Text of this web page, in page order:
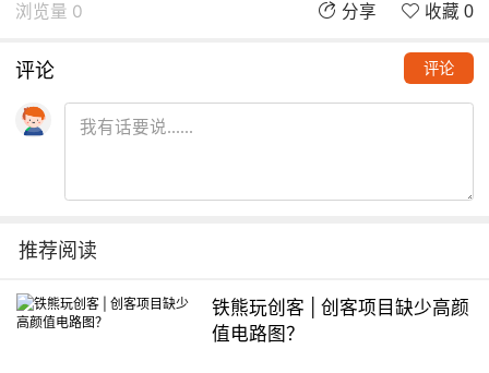
浏览量 0 分享 收藏 0
评论 评论
推荐阅读
铁熊玩创客 | 创客项目缺少高颜
值电路图？